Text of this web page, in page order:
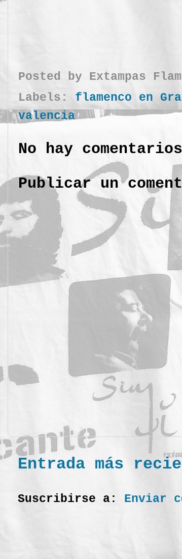
Posted by Extampas
Labels: flamenco en
valencia
No hay
Publicar un
Entrada más
Suscribirse a: Enviar